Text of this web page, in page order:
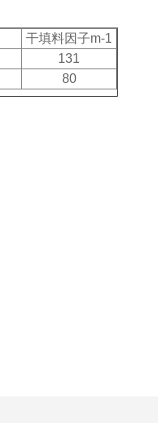
干填料因子m-1
131
80